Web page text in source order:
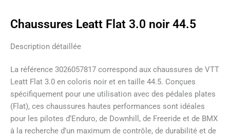
Chaussures Leatt Flat 3.0 noir 44.5
Description détaillée
La référence 3026057817 correspond aux chaussures de VTT
Leatt Flat 3.0 en coloris noir et en taille 44.5. Conçues
spécifiquement pour une utilisation avec des pédales plates
(Flat), ces chaussures hautes performances sont idéales
pour les pilotes d’Enduro, de Downhill, de Freeride et de BMX
à la recherche d’un maximum de contrôle, de durabilité et de